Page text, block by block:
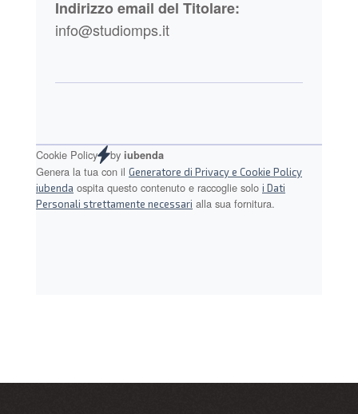
Indirizzo email del Titolare:
info@studiomps.it
Cookie Policy by iubenda
Genera la tua con il Generatore di Privacy e Cookie Policy
iubenda ospita questo contenuto e raccoglie solo i Dati
Personali strettamente necessari alla sua fornitura.